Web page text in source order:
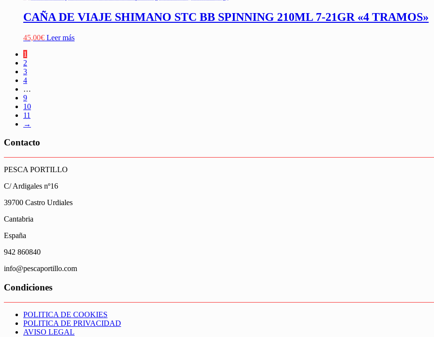
CAÑA DE VIAJE SHIMANO STC BB SPINNING 210ML 7-21GR «4 TRAMOS»
45,00€ Leer más
1
2
3
4
…
9
10
11
→
Contacto
PESCA PORTILLO
C/ Ardigales nº16
39700 Castro Urdiales
Cantabria
España
942 860840
info@pescaportillo.com
Condiciones
POLITICA DE COOKIES
POLITICA DE PRIVACIDAD
AVISO LEGAL